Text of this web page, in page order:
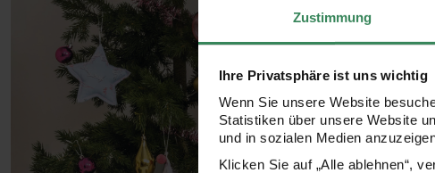
Zustimmung
Ihre Privatsphäre ist uns wichtig
Wenn Sie unsere Website
Statistiken über unsere Website
und in sozialen Medien
Klicken Sie auf „Alle ablehnen“,